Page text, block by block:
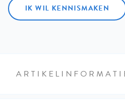
IK WIL KENNISMAKEN